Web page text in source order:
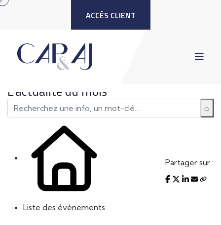
ACCÈS CLIENT
L'actualité du mois
Liste des évènements
Partager sur :